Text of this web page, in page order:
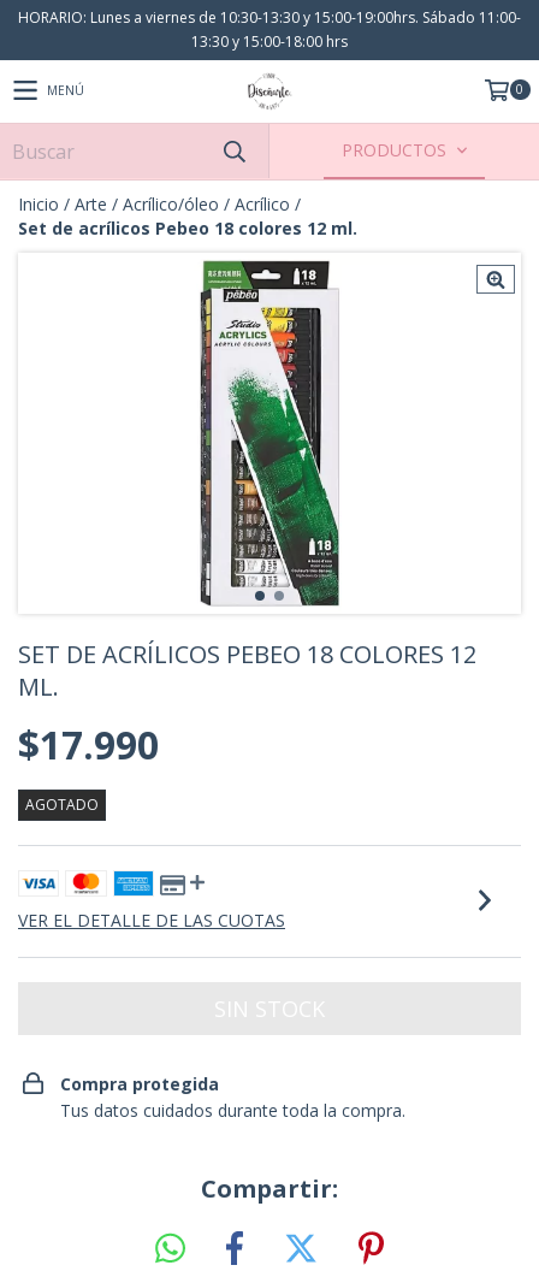
HORARIO: Lunes a viernes de 10:30-13:30 y 15:00-19:00hrs. Sábado 11:00-
13:30 y 15:00-18:00 hrs
MENÚ 0
PRODUCTOS
Inicio / Arte / Acrílico/óleo / Acrílico /
Set de acrílicos Pebeo 18 colores 12 ml.
SET DE ACRÍLICOS PEBEO 18 COLORES 12
ML.
$17.990
AGOTADO
VER EL DETALLE DE LAS CUOTAS
Compra protegida
Tus datos cuidados durante toda la compra.
Compartir: